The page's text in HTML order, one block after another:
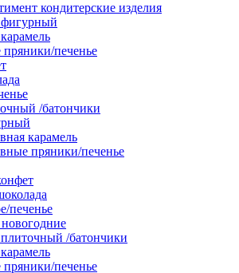
кондитерские изделия
печенье
/батончики
карамель
пряники/печенье
печенье
/батончики
печенье